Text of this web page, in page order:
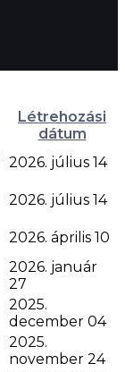
Létrehozási
dátum
2026. július 14
2026. július 14
2026. április 10
2026. január
27
2025.
december 04
2025.
november 24